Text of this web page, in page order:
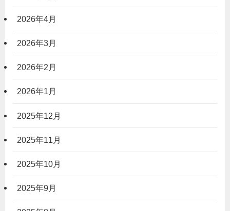
2026年4月
2026年3月
2026年2月
2026年1月
2025年12月
2025年11月
2025年10月
2025年9月